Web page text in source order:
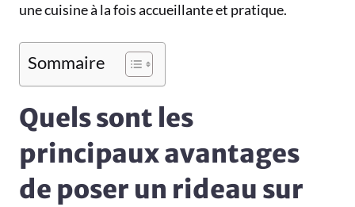
une cuisine à la fois accueillante et pratique.
Sommaire
Quels sont les
principaux avantages
de poser un rideau sur